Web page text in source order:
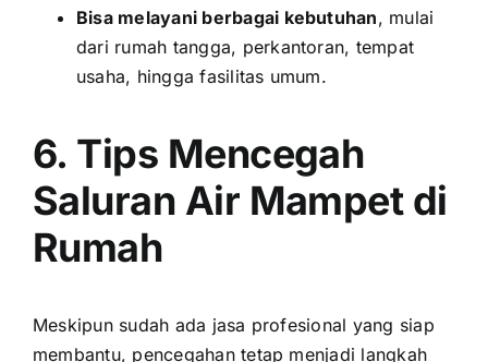
Bisa melayani berbagai kebutuhan, mulai
dari rumah tangga, perkantoran, tempat
usaha, hingga fasilitas umum.
6. Tips Mencegah
Saluran Air Mampet di
Rumah
Meskipun sudah ada jasa profesional yang siap
membantu, pencegahan tetap menjadi langkah